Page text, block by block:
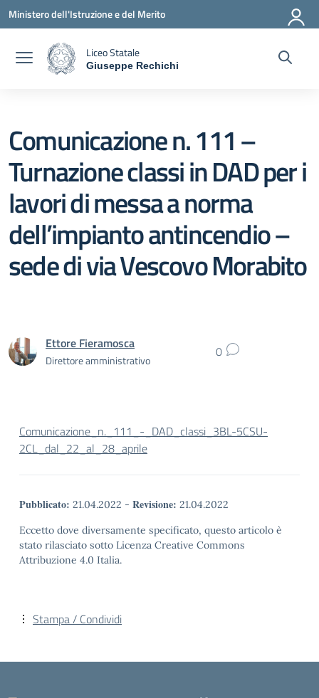
Vai ai contenuti
Vai al menu di navigazione
Vai al footer
Ministero dell'Istruzione e del Merito
Liceo Statale
Giuseppe Rechichi
Comunicazione n. 111 –
Turnazione classi in DAD per i
lavori di messa a norma
dell’impianto antincendio –
sede di via Vescovo Morabito
Ettore Fieramosca
Direttore amministrativo 0
Comunicazione_n._111_-_DAD_classi_3BL-5CSU-
2CL_dal_22_al_28_aprile
Pubblicato: 21.04.2022 - Revisione: 21.04.2022
Eccetto dove diversamente specificato, questo articolo è
stato rilasciato sotto Licenza Creative Commons
Attribuzione 4.0 Italia.
Stampa / Condividi